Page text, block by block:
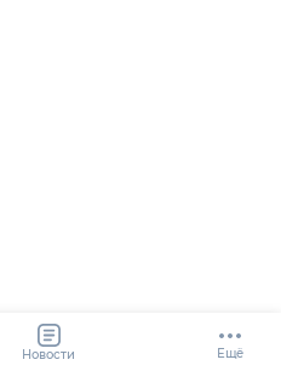
Новости Ещё